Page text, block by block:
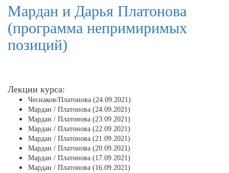
Мардан и Дарья Платонова
(программа непримиримых
позиций)
Лекции курса:
Чеснаков/Платонова (24.09.2021)
Мардан / Платонова (24.09.2021)
Мардан / Платонова (23.09.2021)
Мардан / Платонова (22.09.2021)
Мардан / Платонова (21.09.2021)
Мардан / Платонова (20.09.2021)
Мардан / Платонова (17.09.2021)
Мардан / Платонова (16.09.2021)